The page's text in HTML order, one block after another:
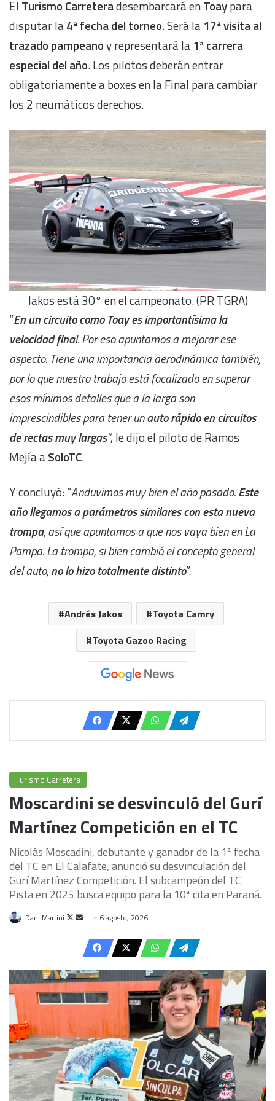
El Turismo Carreteradesembarcará enToaypara
disputar la4ª fecha del torneo. Será la 17ª visita al
trazado pampeanoy representará la 1ª carrera
especial del año. Los pilotos deberán entrar
obligatoriamente a boxes en la Final para cambiar
los 2 neumáticos derechos.
Jakos está 30° en el campeonato. (PR TGRA)
“En un circuito como Toay es importantísima la
velocidad final. Por eso apuntamos a mejorar ese
aspecto. Tiene una importancia aerodinámica también,
por lo que nuestro trabajo está focalizado en superar
esos mínimos detalles que a la larga son
imprescindibles para tener unauto rápido en circuitos
de rectas muy largas”, le dijo el piloto de Ramos
Mejía aSoloTC.
Y concluyó: “Anduvimos muy bien el año pasado.Este
año llegamos a parámetros similares con esta nueva
trompa, así que apuntamos a que nos vaya bien en La
Pampa. La trompa, si bien cambió el concepto general
del auto,no lo hizo totalmente distinto”.
Andrés Jakos
Toyota Camry
Toyota Gazoo Racing